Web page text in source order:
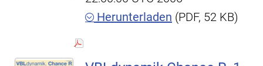
Herunterladen (PDF, 52 KB)